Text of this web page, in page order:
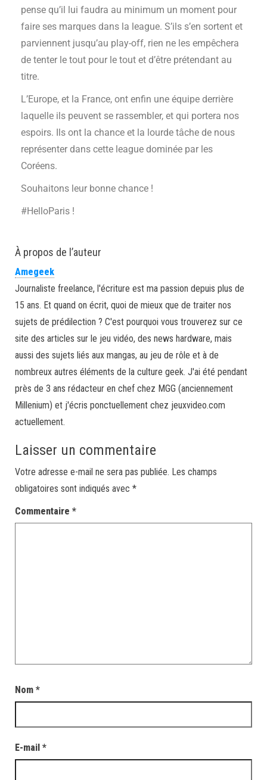
pense qu’il lui faudra au minimum un moment pour
faire ses marques dans la league. S’ils s’en sortent et
parviennent jusqu’au play-off, rien ne les empêchera
de tenter le tout pour le tout et d’être prétendant au
titre.
L’Europe, et la France, ont enfin une équipe derrière
laquelle ils peuvent se rassembler, et qui portera nos
espoirs. Ils ont la chance et la lourde tâche de nous
représenter dans cette league dominée par les
Coréens.
Souhaitons leur bonne chance !
#HelloParis !
À propos de l’auteur
Amegeek
Journaliste freelance, l'écriture est ma passion depuis plus de
15 ans. Et quand on écrit, quoi de mieux que de traiter nos
sujets de prédilection ? C'est pourquoi vous trouverez sur ce
site des articles sur le jeu vidéo, des news hardware, mais
aussi des sujets liés aux mangas, au jeu de rôle et à de
nombreux autres éléments de la culture geek. J'ai été pendant
près de 3 ans rédacteur en chef chez MGG (anciennement
Millenium) et j'écris ponctuellement chez jeuxvideo.com
actuellement.
Laisser un commentaire
Votre adresse e-mail ne sera pas publiée. Les champs
obligatoires sont indiqués avec *
Commentaire *
Nom *
E-mail *